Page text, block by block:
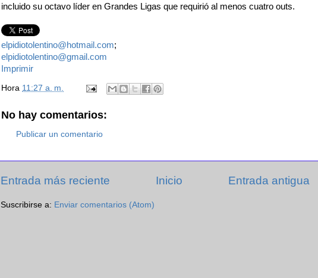
incluido su octavo líder en Grandes Ligas que requirió al menos cuatro outs.
elpidiotolentino@hotmail.com;
elpidiotolentino@gmail.com
Imprimir
Hora 11:27 a. m.
No hay comentarios:
Publicar un comentario
Entrada más reciente Entrada antigua
Inicio
Suscribirse a: Enviar comentarios (Atom)